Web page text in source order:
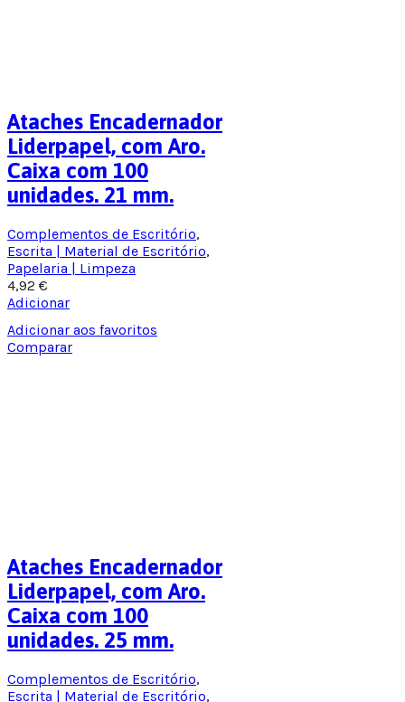
Adicionar aos favoritos
Comparar
Ataches Encadernador
Liderpapel, com Aro.
Caixa com 100
unidades. 21 mm.
Complementos de Escritório,
Escrita | Material de Escritório,
Papelaria | Limpeza
4,92 €
Adicionar
Ataches Encadernador
Liderpapel, com Aro.
Caixa com 100
unidades. 25 mm.
Complementos de Escritório,
Escrita | Material de Escritório,